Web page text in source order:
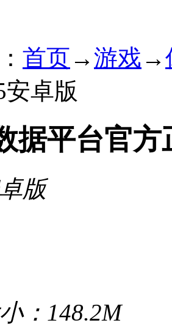
首页 →游戏 →
安卓版
据平台官方
版
： 148.2M